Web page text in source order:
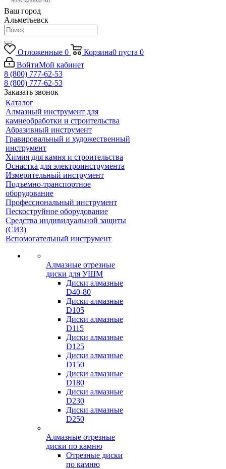
Ваш город
Альметьевск
Отложенные 0 Корзина0 пуста 0
ВойтиМой кабинет
8 (800) 777-62-53
8 (800) 777-62-53
Заказать звонок
Каталог
Алмазный инструмент для
камнеобработки и строительства
Абразивный инструмент
Гравировальный и художественный
инструмент
Химия для камня и строительства
Оснастка для электроинструмента
Измерительный инструмент
Подъемно-транспортное
оборудование
Профессиональный инструмент
Пескоструйное оборудование
Средства индивидуальной защиты
(СИЗ)
Вспомогательный инструмент
Алмазные отрезные
диски для УШМ
Диски алмазные
D40-80
Диски алмазные
D105
Диски алмазные
D115
Диски алмазные
D125
Диски алмазные
D150
Диски алмазные
D180
Диски алмазные
D230
Диски алмазные
D250
Алмазные отрезные
диски по камню
Отрезные диски
по камню